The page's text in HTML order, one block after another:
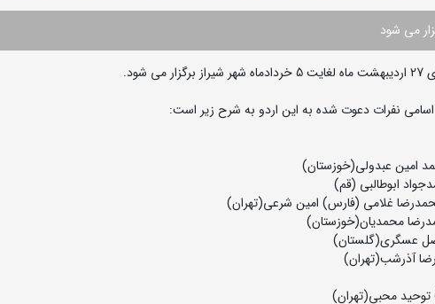
می شود
نفرات دعوت شده به این اردو به شرح زیر است: